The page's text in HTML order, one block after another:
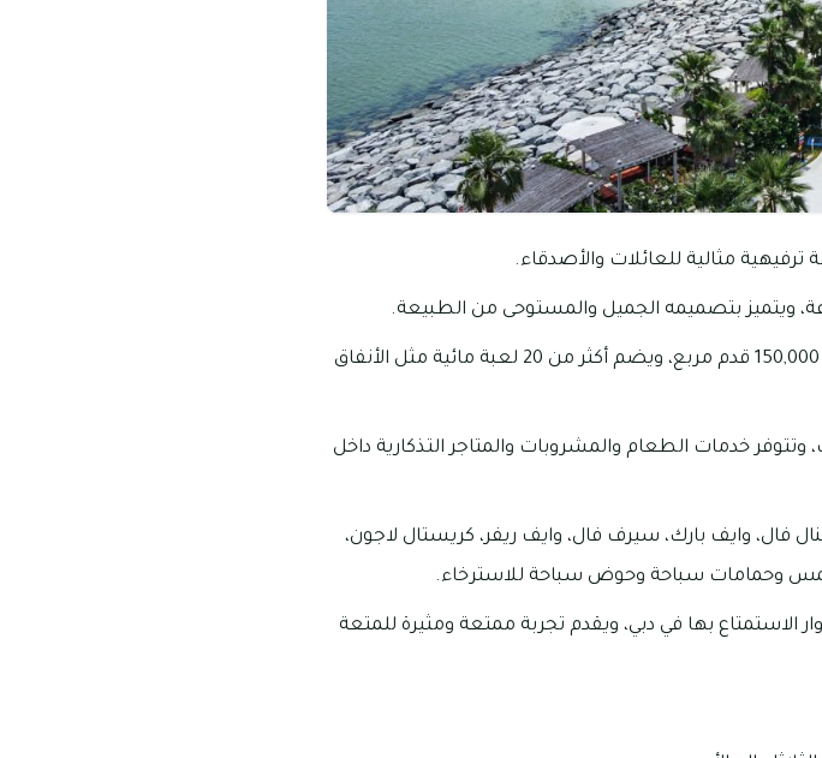
ترفيهية مثالية للعائلات والأصدقاء.
ويتميز بتصميمه الجميل والمستوحى من الطبيعة.
يحتوي لاجونا ووتر بارك على مساحة واسعة تبلغ حوالي 150,000 قدم مربع، ويضم أكثر من 20 لعبة مائية مثل الأنفاق
خدمات الطعام والمشروبات والمتاجر التذكارية داخل
فال، وايف بارك، سيرف فال، وايف ريفر، كريستال لاجون،
وحمامات سباحة وحوض سباحة للاسترخاء.
الاستمتاع بها في دبي، ويقدم تجربة ممتعة ومثيرة للمتعة